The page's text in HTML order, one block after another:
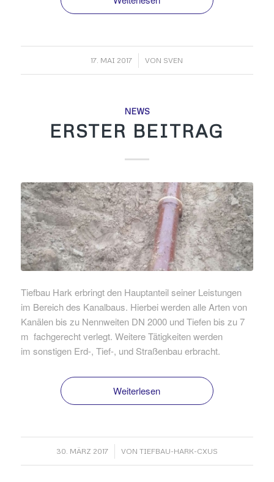
17. MAI 2017
/ VON SVEN
NEWS
ERSTER BEITRAG
Tiefbau Hark erbringt den Hauptanteil seiner Leistungen
im Bereich des Kanalbaus. Hierbei werden alle Arten von
Kanälen bis zu Nennweiten DN 2000 und Tiefen bis zu 7
m fachgerecht verlegt. Weitere Tätigkeiten werden
im sonstigen Erd-, Tief-, und Straßenbau erbracht.
Weiterlesen
30. MÄRZ 2017
/ VON TIEFBAU-HARK-CXUS